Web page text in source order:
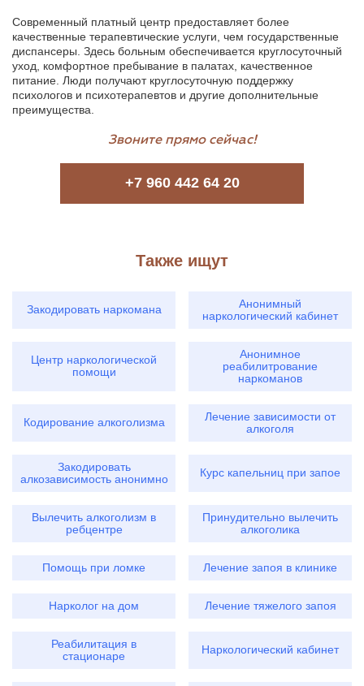
Современный платный центр предоставляет более
качественные терапевтические услуги, чем государственные
диспансеры. Здесь больным обеспечивается круглосуточный
уход, комфортное пребывание в палатах, качественное
питание. Люди получают круглосуточную поддержку
психологов и психотерапевтов и другие дополнительные
преимущества.
+7 960 442 64 20
Звоните прямо сейчас!
Также ищут
Закодировать наркомана
Анонимный
наркологический кабинет
Центр наркологической
помощи
Анонимное
реабилитрование
наркоманов
Кодирование алкоголизма
Лечение зависимости от
алкоголя
Закодировать
алкозависимость анонимно
Курс капельниц при запое
Вылечить алкоголизм в
ребцентре
Принудительно вылечить
алкоголика
Помощь при ломке Лечение запоя в клинике
Нарколог на дом Лечение тяжелого запоя
Реабилитация в
стационаре
Наркологический кабинет